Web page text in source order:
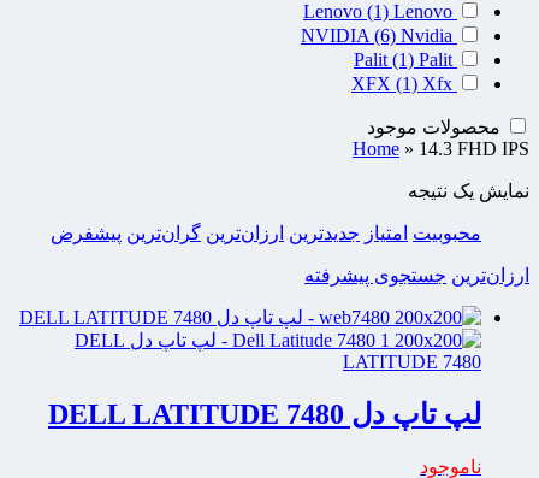
Lenovo (1) Lenovo
NVIDIA (6) Nvidia
Palit (1) Palit
XFX (1) Xfx
محصولات موجود
Home » 14.3 FHD IPS
نمایش یک نتیجه
محبوبیت امتیاز جدیدترین ارزان‌ترین گران‌ترین پیشفرض
ارزان‌ترین جستجوی پیشرفته
لپ تاپ دل DELL LATITUDE 7480
ناموجود